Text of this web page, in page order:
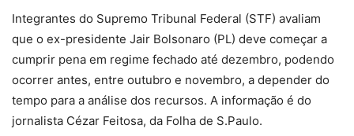
Integrantes do Supremo Tribunal Federal (STF) avaliam
que o ex-presidente Jair Bolsonaro (PL) deve começar a
cumprir pena em regime fechado até dezembro, podendo
ocorrer antes, entre outubro e novembro, a depender do
tempo para a análise dos recursos. A informação é do
jornalista Cézar Feitosa, da Folha de S.Paulo.